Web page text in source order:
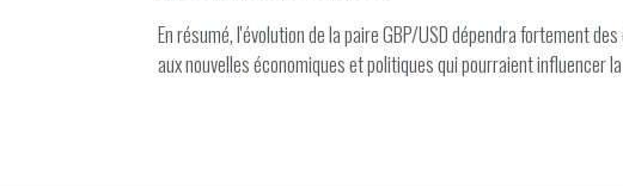
En résumé, l'évolution de la paire GBP/USD dépendra fortement
aux nouvelles économiques et politiques qui pourraient influencer